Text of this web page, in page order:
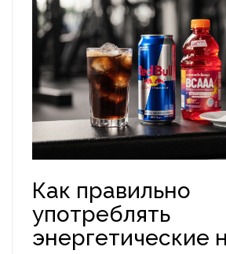
Как правильно
употреблять
энергетические